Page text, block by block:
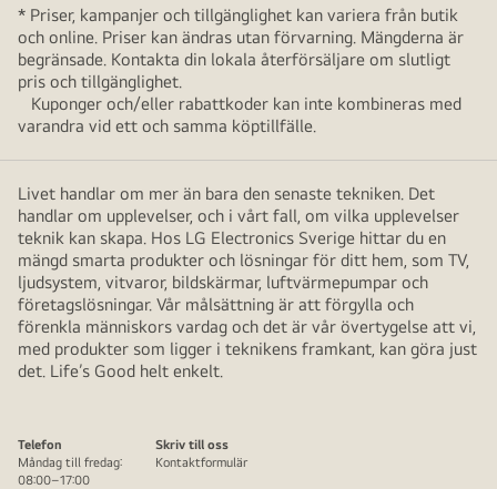
* Priser, kampanjer och tillgänglighet kan variera från butik
och online. Priser kan ändras utan förvarning. Mängderna är
begränsade. Kontakta din lokala återförsäljare om slutligt
pris och tillgänglighet.
Kuponger och/eller rabattkoder kan inte kombineras med
varandra vid ett och samma köptillfälle.
Livet handlar om mer än bara den senaste tekniken. Det
handlar om upplevelser, och i vårt fall, om vilka upplevelser
teknik kan skapa. Hos LG Electronics Sverige hittar du en
mängd smarta produkter och lösningar för ditt hem, som TV,
ljudsystem, vitvaror, bildskärmar, luftvärmepumpar och
företagslösningar. Vår målsättning är att förgylla och
förenkla människors vardag och det är vår övertygelse att vi,
med produkter som ligger i teknikens framkant, kan göra just
det. Life’s Good helt enkelt.
Telefon
Måndag till fredag:
08:00–17:00
Skriv till oss
Kontaktformulär